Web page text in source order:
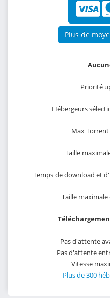
Plus de
Priorité
Hébergeurs
Max
Taille
Temps de download et
Taille
Pas d'attente
Pas d'attente
Vitesse
Plus de 300